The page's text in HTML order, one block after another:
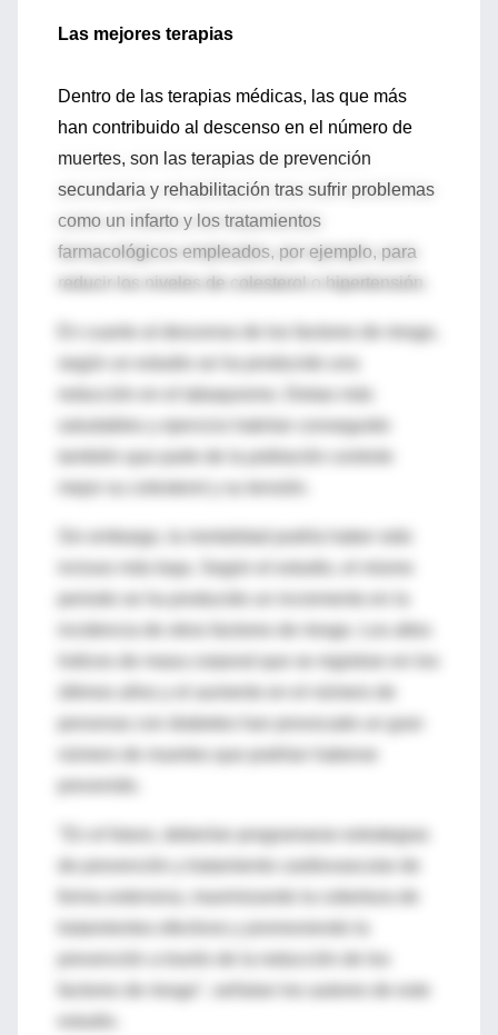
Las mejores terapias
Dentro de las terapias médicas, las que más
han contribuido al descenso en el número de
muertes, son las terapias de prevención
secundaria y rehabilitación tras sufrir problemas
como un infarto y los tratamientos
farmacológicos empleados, por ejemplo, para
reducir los niveles de colesterol o hipertensión.
En cuanto al descenso de los factores de riesgo,
según un estudio se ha producido una
reducción en el tabaquismo. Dietas más
saludables y ejercicio habrían conseguido
Sin embargo, la mortalidad podría haber sido
incluso más baja. Según el estudio, el mismo
incidencia de otros factores de riesgo. Los altos
índices de masa corporal que se registran en los
"En el futuro, deberían programarse estrategias
factores de riesgo", señalan los autores de este